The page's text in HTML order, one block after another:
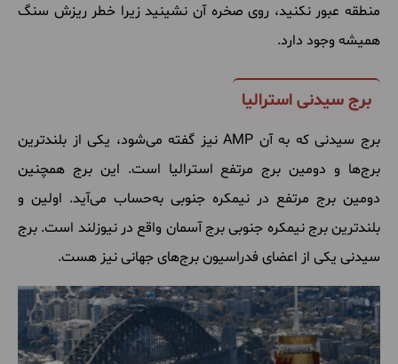
منطقه عبور نکنید، روی صخره آن نشینید زیرا خطر ریزش سنگ
همیشه وجود دارد.
برج سیدنی استرالیا
برج سیدنی که به آن نیز گفته میشود، یکی از بلندترین
برجها و دومین برج مرتفع استرالیا است. این برج همچنین
دومین برج مرتفع در نیمکره جنوبی بهحساب میآید. اولین و
بلندترینبرج نیمکره جنوبیبرج آسمان واقع در نیوزلند است. برج
سیدنی یکی از اعضای فدراسیونبرجهایجهانینیز هست.